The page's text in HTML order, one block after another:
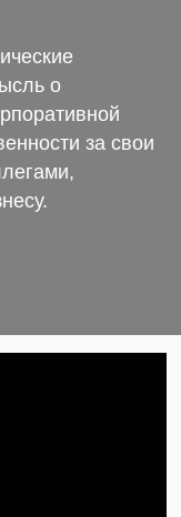
о
за свои